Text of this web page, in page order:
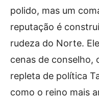
polido, mas um
reputação é
rudeza do Norte.
cenas de conselho,
repleta de política
como o reino mais